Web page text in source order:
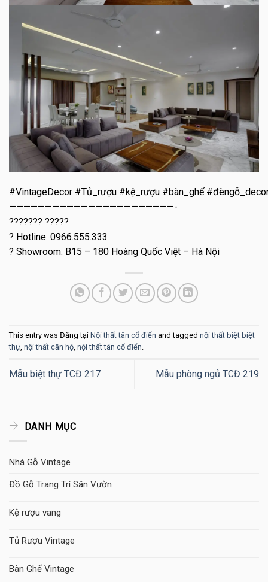
#VintageDecor #Tủ_rượu #kệ_rượu #bàn_ghế
———————————————————————-
??????? ?????
? Hotline: 0966.555.333
? Showroom: B15 – 180 Hoàng Quốc Việt – Hà Nội
This entry was Đăng tại Nội thất tân cổ điển and tagged nội thất biệt biệt
thự, nội thất căn hộ, nội thất tân cổ điển.
Mẫu biệt thự TCĐ 217 Mẫu phòng ngủ TCĐ 219
DANH MỤC
Nhà Gỗ Vintage
Đồ Gỗ Trang Trí Sân Vườn
Kệ rượu vang
Tủ Rượu Vintage
Bàn Ghế Vintage